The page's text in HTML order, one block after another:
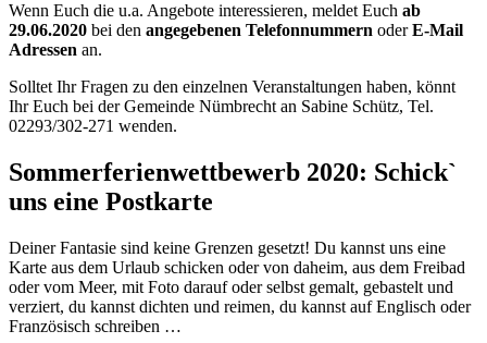
Wenn Euch die u.a. Angebote interessieren, meldet Euch ab
29.06.2020 bei den angegebenen Telefonnummern oderE-Mail
Adressen an.
Solltet Ihr Fragen zu den einzelnen Veranstaltungen haben, könnt
Ihr Euch bei der Gemeinde Nümbrecht an Sabine Schütz, Tel.
02293/302-271 wenden.
Sommerferienwettbewerb 2020: Schick`
uns eine Postkarte
Deiner Fantasie sind keine Grenzen gesetzt! Du kannst uns eine
Karte aus dem Urlaub schicken oder von daheim, aus dem Freibad
oder vom Meer, mit Foto darauf oder selbst gemalt, gebastelt und
verziert, du kannst dichten und reimen, du kannst auf Englisch oder
Französisch schreiben …